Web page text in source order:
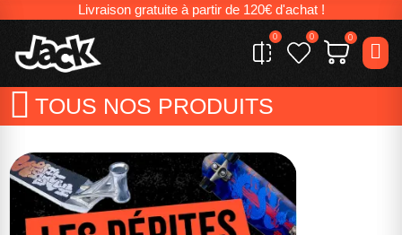
Livraison gratuite à partir de 120€ d'achat !
0 0 0
TOUS NOS PRODUITS